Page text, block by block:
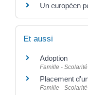
Un européen
Et aussi
Adoption
Famille - Scolarité
Placement
Famille - Scolarité